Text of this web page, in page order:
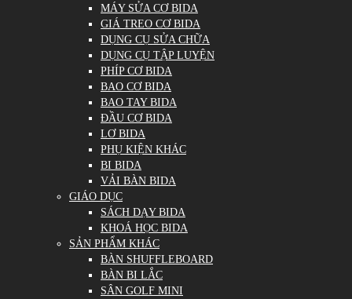
MÁY SỬA CƠ BIDA
GIÁ TREO CƠ BIDA
DỤNG CỤ SỬA CHỮA
DỤNG CỤ TẬP LUYỆN
PHÍP CƠ BIDA
BAO CƠ BIDA
BAO TAY BIDA
ĐẦU CƠ BIDA
LƠ BIDA
PHỤ KIỆN KHÁC
BI BIDA
VẢI BÀN BIDA
GIÁO DỤC
SÁCH DẠY BIDA
KHOÁ HỌC BIDA
SẢN PHẨM KHÁC
BÀN SHUFFLEBOARD
BÀN BI LẮC
SÂN GOLF MINI